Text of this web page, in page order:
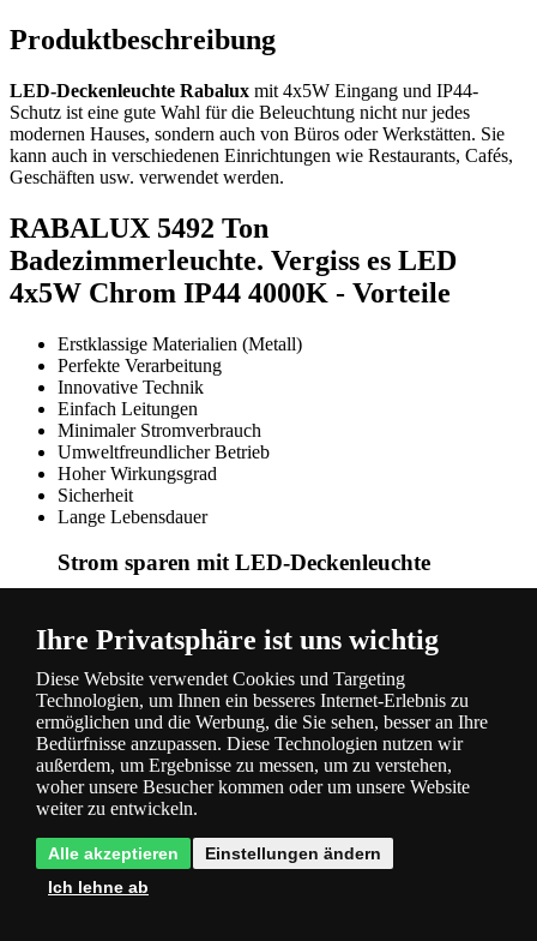
Produktbeschreibung
LED-Deckenleuchte Rabalux mit 4x5W Eingang und IP44-
Schutz ist eine gute Wahl für die Beleuchtung nicht nur jedes
modernen Hauses, sondern auch von Büros oder Werkstätten. Sie
kann auch in verschiedenen Einrichtungen wie Restaurants, Cafés,
Geschäften usw. verwendet werden.
RABALUX 5492 Ton
Badezimmerleuchte. Vergiss es LED
4x5W Chrom IP44 4000K - Vorteile
Erstklassige Materialien (Metall)
Perfekte Verarbeitung
Innovative Technik
Einfach Leitungen
Minimaler Stromverbrauch
Umweltfreundlicher Betrieb
Hoher Wirkungsgrad
Sicherheit
Lange Lebensdauer
Strom sparen mit LED-Deckenleuchte
eignet sich besonders für Räume mit niedrigen Decken, in
denen hängende Kronleuchter eine Belastung darstellen
würden. Die LED-Technologie ist die Beleuchtung der
Zukunft, denn bei der Herstellung und dem Betrieb dieser
Lampen wird auf Ökologie geachtet. Die Decke hat einen
sehr geringen Stromverbrauch, sodass Ihre Stromrechnung
nicht erhöht wird. Die Lichtquelle hat eine um ein Vielfaches
längere Lebensdauer als andere Leuchtmittel, somit tragen Sie
zum Schutz der Umwelt bei, indem Sie sie nicht mit
Ihre Privatsphäre ist uns wichtig
Diese Website verwendet Cookies und Targeting
Technologien, um Ihnen ein besseres Internet-Erlebnis zu
ermöglichen und die Werbung, die Sie sehen, besser an Ihre
Bedürfnisse anzupassen. Diese Technologien nutzen wir
außerdem, um Ergebnisse zu messen, um zu verstehen,
woher unsere Besucher kommen oder um unsere Website
weiter zu entwickeln.
Alle akzeptieren
Einstellungen ändern
Ich lehne ab